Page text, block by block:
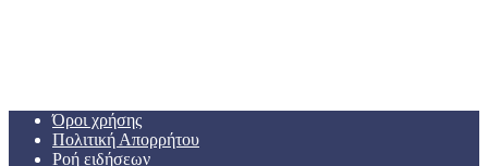
Όροι χρήσης
Πολιτική Απορρήτου
Ροή ειδήσεων